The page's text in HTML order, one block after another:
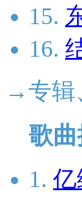
15.
16.
→专辑
歌
1. 亿